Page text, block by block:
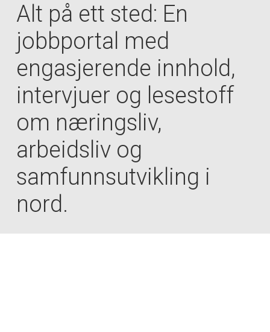
Alt på ett sted: En
jobbportal med
engasjerende innhold,
intervjuer og lesestoff
om næringsliv,
arbeidsliv og
samfunnsutvikling i
nord.